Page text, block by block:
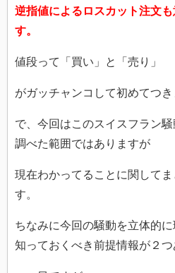
逆指値によるロスカット注文
す。
値段って「買い」と「売り」
がガッチャンコして初めてつき
で、今回はこのスイスフラン
調べた範囲ではありますが
現在わかってることに関して
す。
ちなみに今回の騒動を立体的
知っておくべき前提情報が２つ